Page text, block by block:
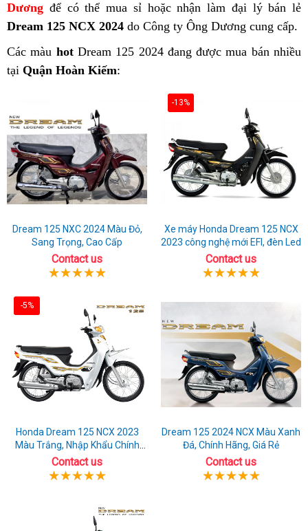
Dương để có thể mua sỉ hoặc nhận làm đại lý bán lẻ
Dream 125 NCX 2024 do Công ty Ông Dương cung cấp.
Các màu hotDream 125 2024 đang được mua bán nhiều
tại Quận Hoàn Kiếm:
Dream 125 NXC 2024 Màu Đỏ,
Sang Trọng, Cao Cấp
Contact us
-13%
Xe máy Honda Dream 125 NCX
2023 công nghệ mới EFI, đèn Led
Contact us
-5%
Honda Dream 125 NCX 2023
Màu Trắng, Nhập Khẩu Chính
Hãng
Contact us
Dream 125 2024 NCX Màu Xanh
Đá, Chính Hãng, Giá Rẻ
Contact us